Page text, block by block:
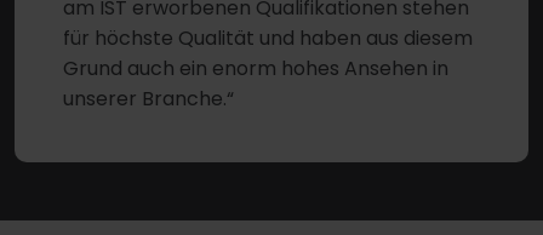
am IST erworbenen Qualifikationen stehen
für höchste Qualität und haben aus diesem
Grund auch ein enorm hohes Ansehen in
unserer Branche.“